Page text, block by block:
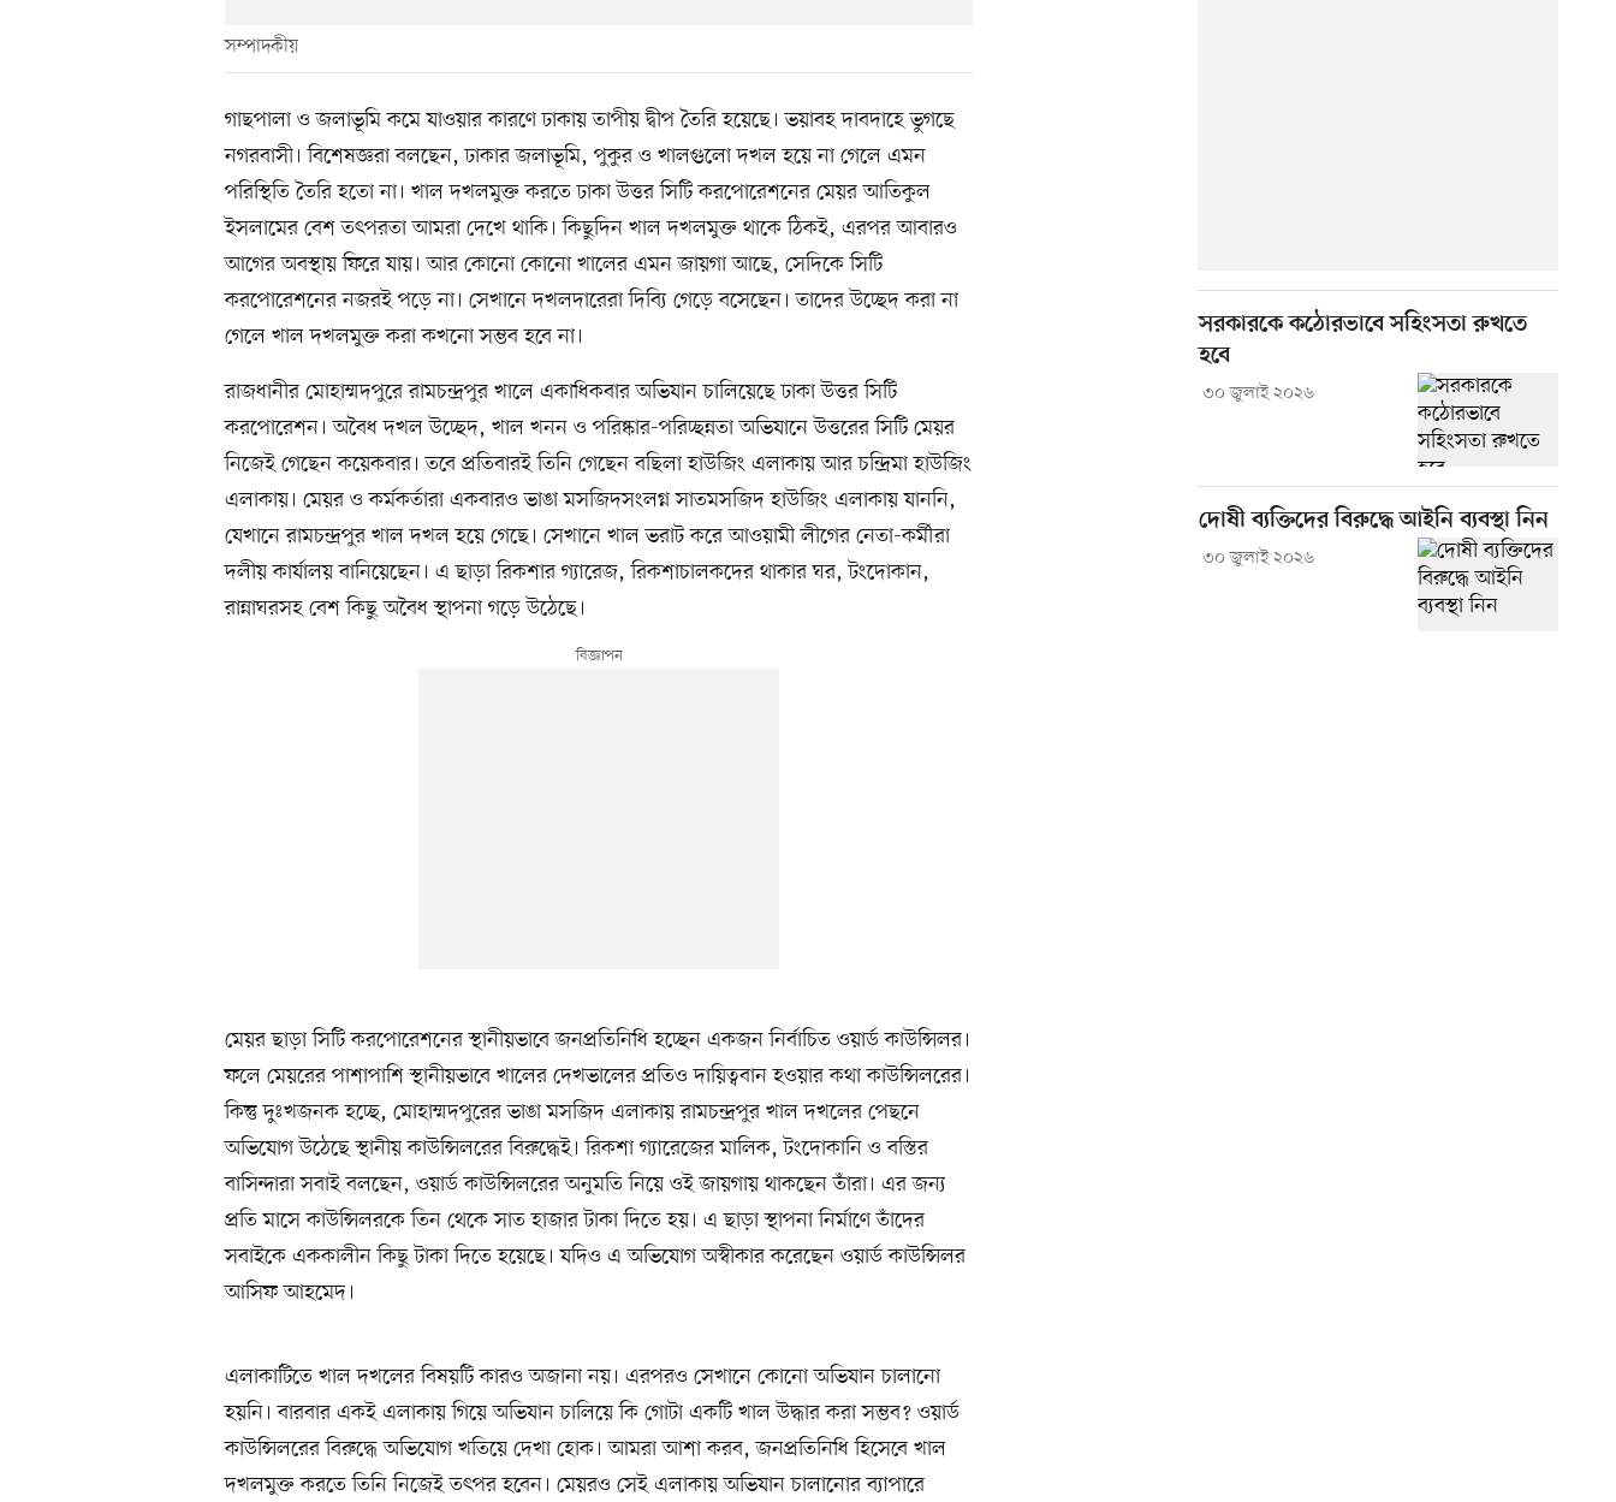
সম্পাদকীয়
গাছপালা ও জলাভূমি কমে যাওয়ার কারণে ঢাকায় তাপীয় দ্বীপ তৈরি হয়েছে। ভয়াবহ দাবদাহে ভুগছে
নগরবাসী। বিশেষজ্ঞরা বলছেন, ঢাকার জলাভূমি, পুকুর ও খালগুলো দখল হয়ে না গেলে এমন
পরিস্থিতি তৈরি হতো না। খাল দখলমুক্ত করতে ঢাকা উত্তর সিটি করপোরেশনের মেয়র আতিকুল
ইসলামের বেশ তৎপরতা আমরা দেখে থাকি। কিছুদিন খাল দখলমুক্ত থাকে ঠিকই, এরপর আবারও
আগের অবস্থায় ফিরে যায়। আর কোনো কোনো খালের এমন জায়গা আছে, সেদিকে সিটি
করপোরেশনের নজরই পড়ে না। সেখানে দখলদারেরা দিব্যি গেড়ে বসেছেন। তাদের উচ্ছেদ করা না
গেলে খাল দখলমুক্ত করা কখনো সম্ভব হবে না।
রাজধানীর মোহাম্মদপুরে রামচন্দ্রপুর খালে একাধিকবার অভিযান চালিয়েছে ঢাকা উত্তর সিটি
করপোরেশন। অবৈধ দখল উচ্ছেদ, খাল খনন ও পরিষ্কার-পরিচ্ছন্নতা অভিযানে উত্তরের সিটি মেয়র
নিজেই গেছেন কয়েকবার। তবে প্রতিবারই তিনি গেছেন বছিলা হাউজিং এলাকায় আর চন্দ্রিমা হাউজিং
এলাকায়। মেয়র ও কর্মকর্তারা একবারও ভাঙা মসজিদসংলগ্ন সাতমসজিদ হাউজিং এলাকায় যাননি,
যেখানে রামচন্দ্রপুর খাল দখল হয়ে গেছে। সেখানে খাল ভরাট করে আওয়ামী লীগের নেতা-কর্মীরা
দলীয় কার্যালয় বানিয়েছেন। এ ছাড়া রিকশার গ্যারেজ, রিকশাচালকদের থাকার ঘর, টংদোকান,
রান্নাঘরসহ বেশ কিছু অবৈধ স্থাপনা গড়ে উঠেছে।
মেয়র ছাড়া সিটি করপোরেশনের স্থানীয়ভাবে জনপ্রতিনিধি হচ্ছেন একজন নির্বাচিত ওয়ার্ড কাউন্সিলর।
ফলে মেয়রের পাশাপাশি স্থানীয়ভাবে খালের দেখভালের প্রতিও দায়িত্ববান হওয়ার কথা কাউন্সিলরের।
কিন্তু দুঃখজনক হচ্ছে, মোহাম্মদপুরের ভাঙা মসজিদ এলাকায় রামচন্দ্রপুর খাল দখলের পেছনে
অভিযোগ উঠেছে স্থানীয় কাউন্সিলরের বিরুদ্ধেই। রিকশা গ্যারেজের মালিক, টংদোকানি ও বস্তির
বাসিন্দারা সবাই বলছেন, ওয়ার্ড কাউন্সিলরের অনুমতি নিয়ে ওই জায়গায় থাকছেন তাঁরা। এর জন্য
প্রতি মাসে কাউন্সিলরকে তিন থেকে সাত হাজার টাকা দিতে হয়। এ ছাড়া স্থাপনা নির্মাণে তাঁদের
সবাইকে এককালীন কিছু টাকা দিতে হয়েছে। যদিও এ অভিযোগ অস্বীকার করেছেন ওয়ার্ড কাউন্সিলর
আসিফ আহমেদ।
এলাকাটিতে খাল দখলের বিষয়টি কারও অজানা নয়। এরপরও সেখানে কোনো অভিযান চালানো
হয়নি। বারবার একই এলাকায় গিয়ে অভিযান চালিয়ে কি গোটা একটি খাল উদ্ধার করা সম্ভব? ওয়ার্ড
কাউন্সিলরের বিরুদ্ধে অভিযোগ খতিয়ে দেখা হোক। আমরা আশা করব, জনপ্রতিনিধি হিসেবে খাল
দখলমুক্ত করতে তিনি নিজেই তৎপর হবেন। মেয়রও সেই এলাকায় অভিযান চালানোর ব্যাপারে
সরকারকে কঠোরভাবে সহিংসতা রুখতে
হবে
৩০ জুলাই ২০২৬
দোষী ব্যক্তিদের বিরুদ্ধে আইনি ব্যবস্থা নিন
৩০ জুলাই ২০২৬